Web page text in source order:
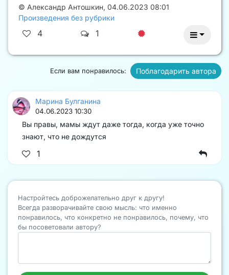
© Александр Антошкин, 04.06.2023 08:01
Произведения без рубрики
4 1
Если вам понравилось: Поблагодарить автора
Марина Булганина
04.06.2023 10:30
Вы правы, мамы ждут даже тогда, когда уже точно
знают, что не дождутся ️
1
Настройтесь доброжелательно друг к другу!
Всегда разворачивайте свою мысль: что именно
понравилось, что конкретно не понравилось, почему, что
бы посоветовали автору?